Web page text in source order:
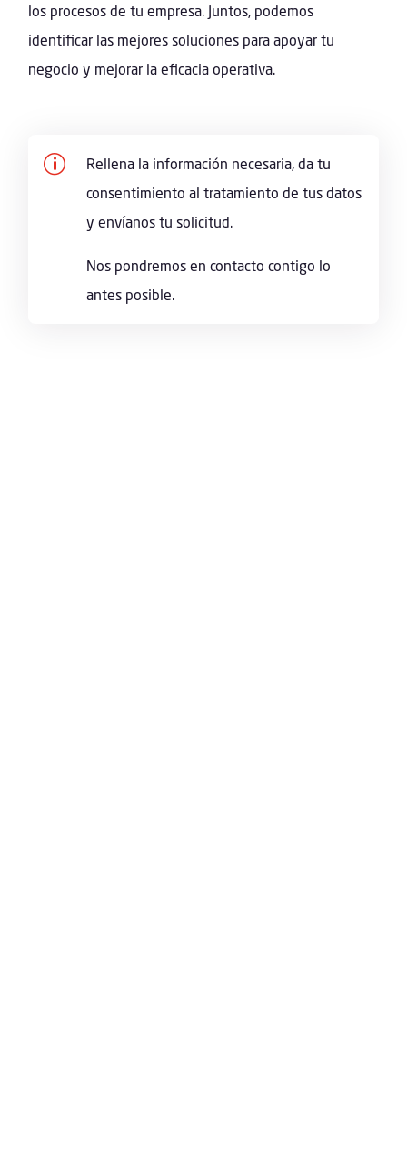
los procesos de tu empresa. Juntos, podemos
identificar las mejores soluciones para apoyar tu
negocio y mejorar la eficacia operativa.
p
Rellena la información necesaria, da tu
consentimiento al tratamiento de tus datos
y envíanos tu solicitud.
Nos pondremos en contacto contigo lo
antes posible.